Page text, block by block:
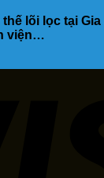
lõi lọc tại
viện…